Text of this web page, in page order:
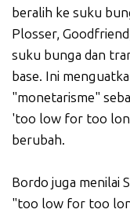
beralih ke suku
Plosser,
suku bunga dan
base. Ini
"monetarisme"
'too low for too
berubah.
Bordo juga menilai
"too low for too